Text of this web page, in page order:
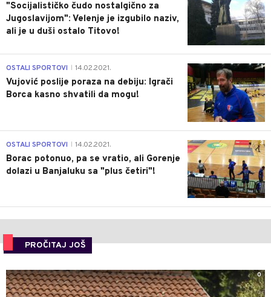
"Socijalističko čudo nostalgično za
Jugoslavijom": Velenje je izgubilo naziv,
ali je u duši ostalo Titovo!
1
OSTALI SPORTOVI 14.02.2021.
Vujović poslije poraza na debiju: Igrači
Borca kasno shvatili da mogu!
3
OSTALI SPORTOVI 14.02.2021.
Borac potonuo, pa se vratio, ali Gorenje
dolazi u Banjaluku sa "plus četiri"!
PROČITAJ JOŠ
0